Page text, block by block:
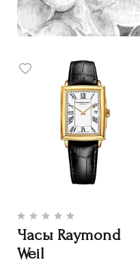
Часы Raymond
Weil